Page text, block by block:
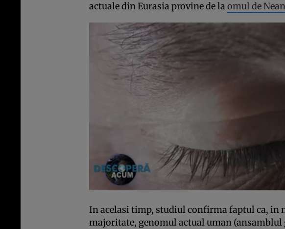
actuale din Eurasia provine de laomul de
In acelasi timp, studiul confirma faptul ca, in
majoritate, genomul actual uman (ansamblul